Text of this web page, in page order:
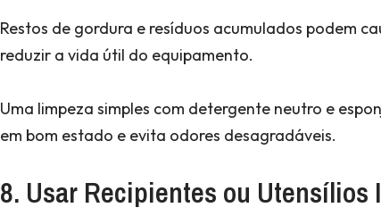
Restos de gordura e resíduos acumulados podem
reduzir a vida útil do equipamento.
Uma limpeza simples com detergente neutro e
em bom estado e evita odores desagradáveis.
8. Usar Recipientes ou Utensílios